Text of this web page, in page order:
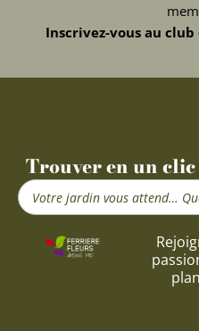
Inscrivez-vous au
Trouver en un
Search
...